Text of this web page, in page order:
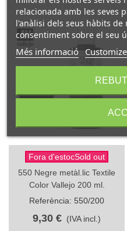
Fora d'estocSold out
550 Negre metàl.lic Textile
Color Vallejo 200 ml.
Referència: 550/200
9,30 € (IVA incl.)
relacionada amb les seves
l'anàlisi dels seus hàbits de
consentiment sobre el seu
Més informació